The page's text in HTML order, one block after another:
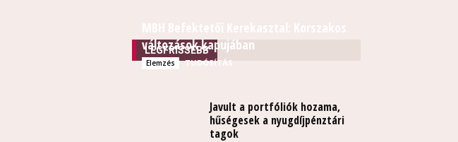
LEGFRISSEBB
változások kapujában
Elemzés TUDÓSÍTÁS
Javult a portfóliók hozama,
hűségesek a nyugdíjpénztári
tagok